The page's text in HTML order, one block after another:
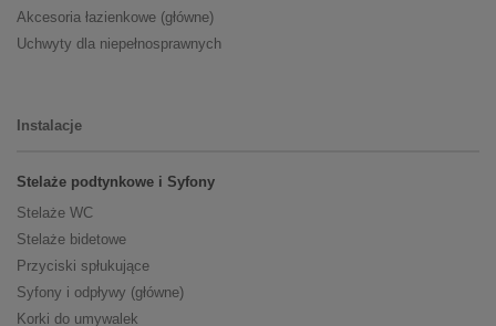
Akcesoria łazienkowe (główne)
Uchwyty dla niepełnosprawnych
Instalacje
Stelaże podtynkowe i Syfony
Stelaże WC
Stelaże bidetowe
Przyciski spłukujące
Syfony i odpływy (główne)
Korki do umywalek